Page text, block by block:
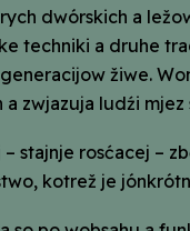
dwórskich a
techniki a druhe
žiwe.
a zwjazuja ludźi mjez
stajnje rosćacej –
kotrež je